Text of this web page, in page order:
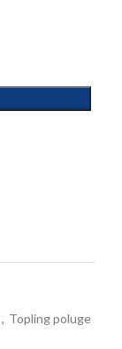
, Topling poluge